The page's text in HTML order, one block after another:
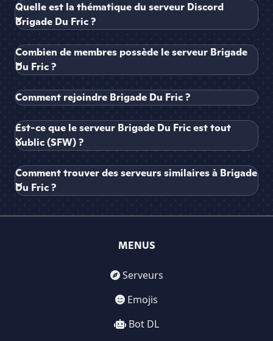
Quelle est la thématique du serveur Discord
Brigade Du Fric ?
Combien de membres possède le serveur Brigade
Du Fric ?
Comment rejoindre Brigade Du Fric ?
Est-ce que le serveur Brigade Du Fric est tout
public (SFW) ?
Comment trouver des serveurs similaires à Brigade
Du Fric ?
MENUS
Serveurs
Emojis
Bot DL